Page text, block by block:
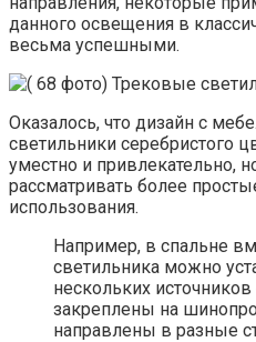
данного освещения в
весьма успешными.
Оказалось, что дизайн с
светильники серебристого
уместно и привлекательно,
рассматривать более
использования.
Например, в спальне
светильника можно
нескольких
закреплены на
направлены в разные